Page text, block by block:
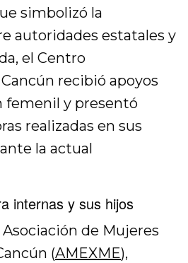
simbolizó la
autoridades estatales y
el Centro
recibió apoyos
femenil y presentó
realizadas en sus
la actual
internas y sus hijos
de Mujeres
(AMEXME),